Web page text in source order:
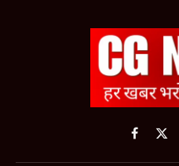
Facebook
X